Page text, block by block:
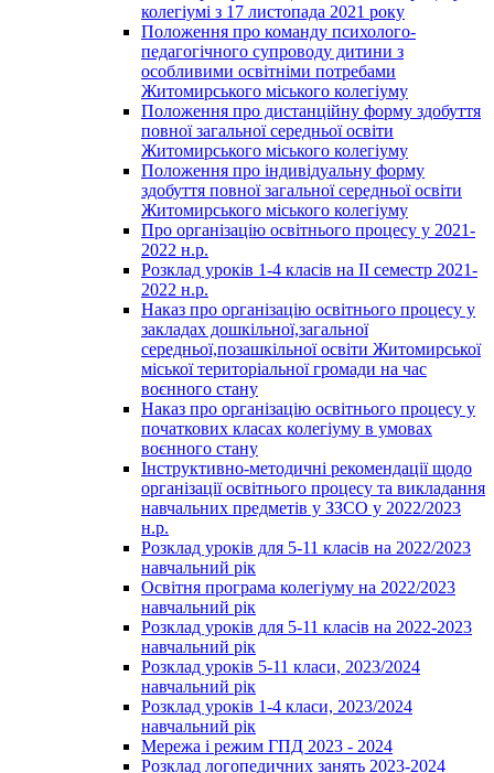
колегіумі з 17 листопада 2021 року
Положення про команду психолого-
педагогічного супроводу дитини з
особливими освітніми потребами
Житомирського міського колегіуму
Положення про дистанційну форму здобуття
повної загальної середньої освіти
Житомирського міського колегіуму
Положення про індивідуальну форму
здобуття повної загальної середньої освіти
Житомирського міського колегіуму
Про організацію освітнього процесу у 2021-
2022 н.р.
Розклад уроків 1-4 класів на ІІ семестр 2021-
2022 н.р.
Наказ про організацію освітнього процесу у
закладах дошкільної,загальної
середньої,позашкільної освіти Житомирської
міської територіальної громади на час
воєнного стану
Наказ про організацію освітнього процесу у
початкових класах колегіуму в умовах
воєнного стану
Інструктивно-методичні рекомендації щодо
організації освітнього процесу та викладання
навчальних предметів у ЗЗСО у 2022/2023
н.р.
Розклад уроків для 5-11 класів на 2022/2023
навчальний рік
Освітня програма колегіуму на 2022/2023
навчальний рік
Розклад уроків для 5-11 класів на 2022-2023
навчальний рік
Розклад уроків 5-11 класи, 2023/2024
навчальний рік
Розклад уроків 1-4 класи, 2023/2024
навчальний рік
Мережа і режим ГПД 2023 - 2024
Розклад логопедичних занять 2023-2024